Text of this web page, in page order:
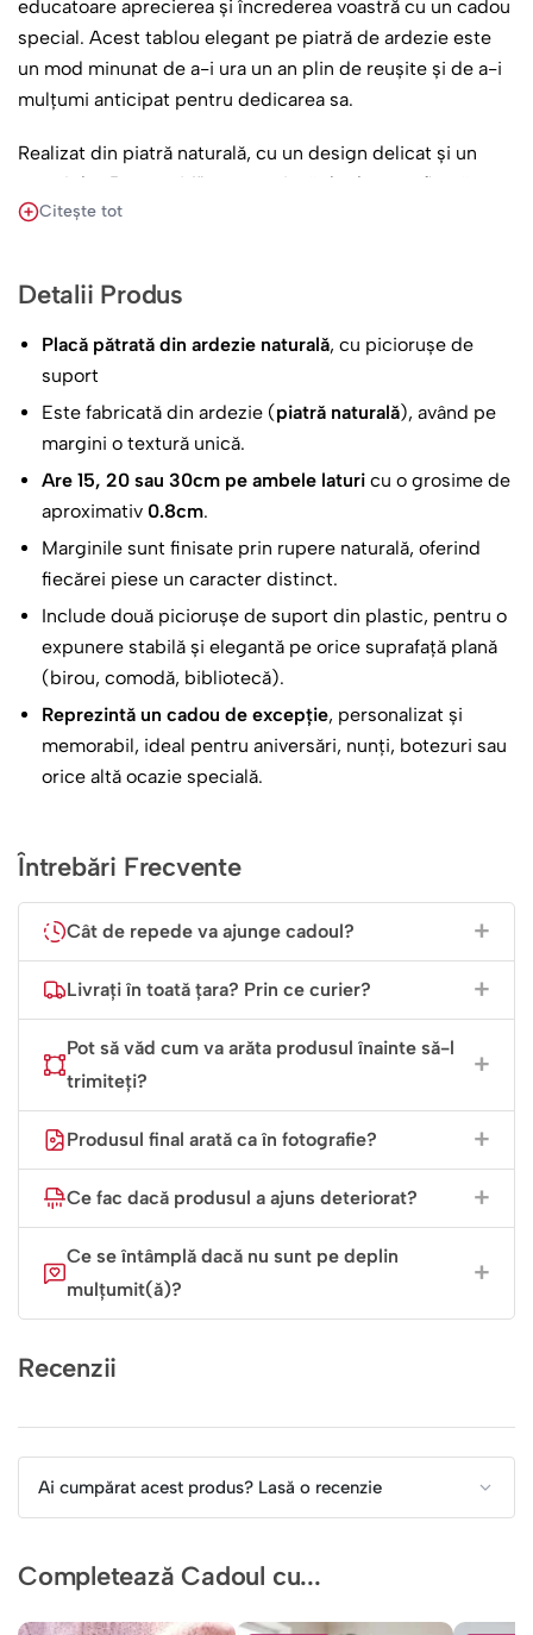
educatoare aprecierea și încrederea voastră cu un cadou
special. Acest tablou elegant pe piatră de ardezie este
un mod minunat de a-i ura un an plin de reușite și de a-i
mulțumi anticipat pentru dedicarea sa.
Realizat din piatră naturală, cu un design delicat și un
mesaj de „Bun venit!”, este o piesă de decor rafinată,
perfectă pentru a fi așezată pe catedră. Este un gest care
Este cadoul ideal din partea unui părinte sau a întregii
simbol al parteneriatului dintre părinți și educatoare.
Citește tot
Detalii Produs
Placă pătrată din ardezie naturală, cu piciorușe de
suport
Este fabricată din ardezie (piatră naturală), având pe
margini o textură unică.
Are 15, 20 sau 30cm pe ambele laturi cu o grosime de
aproximativ 0.8cm.
Marginile sunt finisate prin rupere naturală, oferind
fiecărei piese un caracter distinct.
Include două piciorușe de suport din plastic, pentru o
expunere stabilă și elegantă pe orice suprafață plană
(birou, comodă, bibliotecă).
Reprezintă un cadou de excepție, personalizat și
memorabil, ideal pentru aniversări, nunți, botezuri sau
orice altă ocazie specială.
Întrebări Frecvente
Cât de repede va ajunge cadoul?
Livrați în toată țara? Prin ce curier?
Pot să văd cum va arăta produsul înainte să-l
trimiteți?
Produsul final arată ca în fotografie?
Ce fac dacă produsul a ajuns deteriorat?
Ce se întâmplă dacă nu sunt pe deplin
mulțumit(ă)?
Recenzii
Ai cumpărat acest produs? Lasă o recenzie
Completează Cadoul cu...